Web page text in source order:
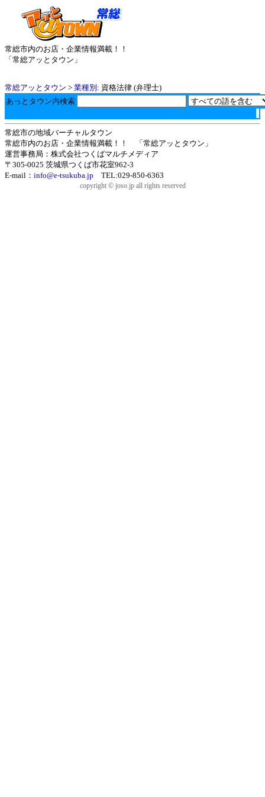
常総市内のお店・企業情報満載！！
「常総アッとタウン」
常総アッとタウン > 業種別 : 資格法律 (弁理士)
あっとタウン内検索
常総市の地域バーチャルタウン
常総市内のお店・企業情報満載！！ 「常総アッとタウン」
運営事務局：株式会社つくばマルチメディア
〒305-0025 茨城県つくば市花室962-3
E-mail： info@e-tsukuba.jp TEL:029-850-6363
copyright © joso.jp all rights reserved